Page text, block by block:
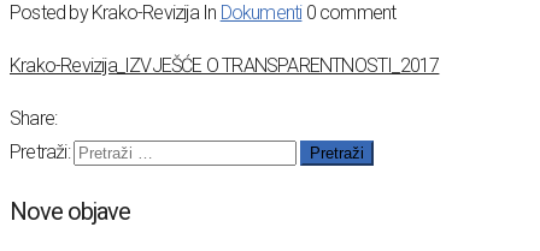
Posted by Krako-Revizija In Dokumenti 0 comment
Krako-Revizija_IZVJEŠĆE O TRANSPARENTNOSTI_2017
Share:
Pretraži:
Nove objave